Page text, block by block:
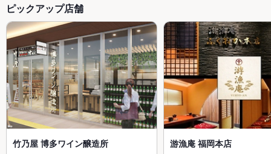
ピックアップ店舗
竹乃屋 博多ワイン醸造所 游漁庵 福岡本店